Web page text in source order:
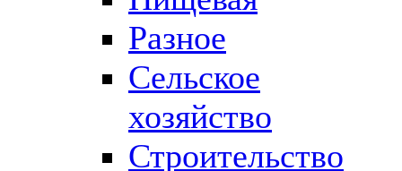
Разное
Сельское
хозяйство
Строительство